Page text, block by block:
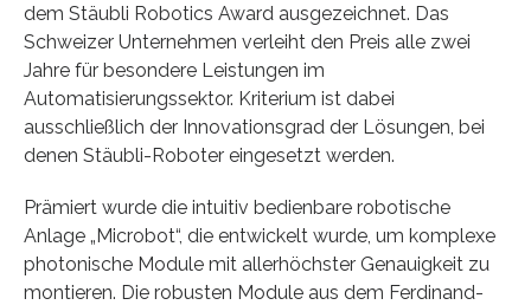
dem Stäubli Robotics Award ausgezeichnet. Das
Schweizer Unternehmen verleiht den Preis alle zwei
Jahre für besondere Leistungen im
Automatisierungssektor. Kriterium ist dabei
ausschließlich der Innovationsgrad der Lösungen, bei
denen Stäubli-Roboter eingesetzt werden.
Prämiert wurde die intuitiv bedienbare robotische
Anlage „Microbot“, die entwickelt wurde, um komplexe
photonische Module mit allerhöchster Genauigkeit zu
montieren. Die robusten Module aus dem Ferdinand-